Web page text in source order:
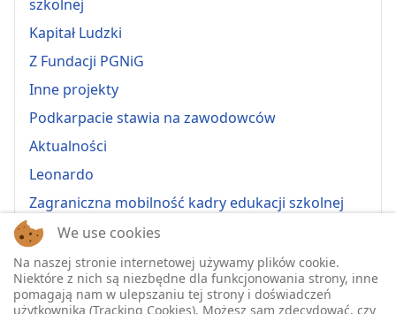
szkolnej
Kapitał Ludzki
Z Fundacji PGNiG
Inne projekty
Podkarpacie stawia na zawodowców
Aktualności
Leonardo
Zagraniczna mobilność kadry edukacji szkolnej
Erasmus+ 2022-1-PL01-KA121-VET-000064815
Erasmus + 2022-1-PL01-KA121-SCH-000064635
Erasmus + 2023-1-PL01-KA121-SCH-000135484
We use cookies
Na naszej stronie internetowej używamy plików cookie.
Niektóre z nich są niezbędne dla funkcjonowania strony, inne
pomagają nam w ulepszaniu tej strony i doświadczeń
użytkownika (Tracking Cookies). Możesz sam zdecydować, czy